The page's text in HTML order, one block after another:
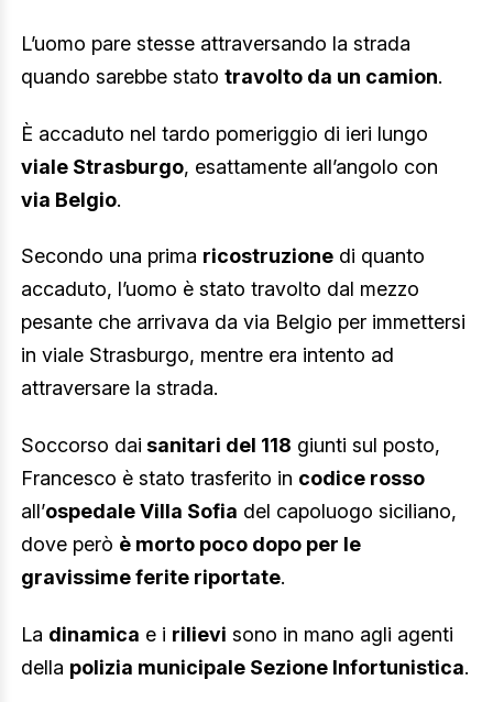
L’uomo pare stesse attraversando la strada
quando sarebbe stato travolto da un camion.
È accaduto nel tardo pomeriggio di ieri lungo
viale Strasburgo, esattamente all’angolo con
via Belgio.
Secondo una prima ricostruzione di quanto
accaduto, l’uomo è stato travolto dal mezzo
pesante che arrivava da via Belgio per immettersi
in viale Strasburgo, mentre era intento ad
attraversare la strada.
Soccorso dai sanitari del 118 giunti sul posto,
Francesco è stato trasferito in codice rosso
all’ospedale Villa Sofia del capoluogo siciliano,
dove però è morto poco dopo per le
gravissime ferite riportate.
La dinamica e i rilievi sono in mano agli agenti
della polizia municipale Sezione Infortunistica.